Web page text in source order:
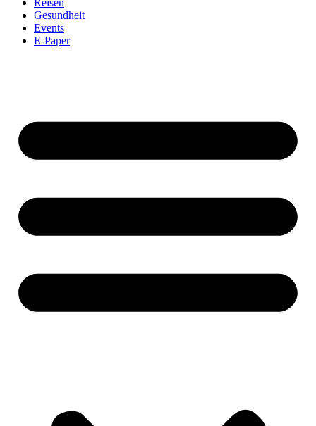
Gesundheit
Events
E-Paper